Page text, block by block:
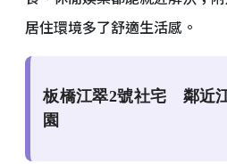
居住環境多了舒適生活感。
板橋江翠2號社宅 鄰近
園